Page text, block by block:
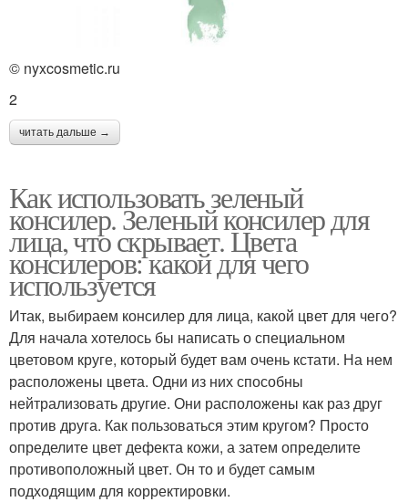
© nyxcosmetic.ru
2
читать дальше →
Как использовать зеленый
консилер. Зеленый консилер для
лица, что скрывает. Цвета
консилеров: какой для чего
используется
Итак, выбираем консилер для лица, какой цвет для чего?
Для начала хотелось бы написать о специальном
цветовом круге, который будет вам очень кстати. На нем
расположены цвета. Одни из них способны
нейтрализовать другие. Они расположены как раз друг
против друга. Как пользоваться этим кругом? Просто
определите цвет дефекта кожи, а затем определите
противоположный цвет. Он то и будет самым
подходящим для корректировки.